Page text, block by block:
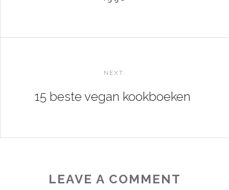
NEXT:
15 beste vegan kookboeken
LEAVE A COMMENT